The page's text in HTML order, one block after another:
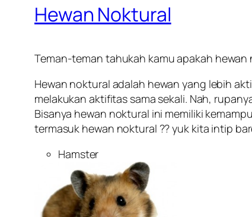
Hewan Noktural
Teman-teman tahukah kamu apakah hewan
Hewan noktural adalah hewan yang lebih
melakukan aktifitas sama sekali. Nah,
Bisanya hewan noktural ini memiliki
termasuk hewan noktural ?? yuk kita intip
Hamster